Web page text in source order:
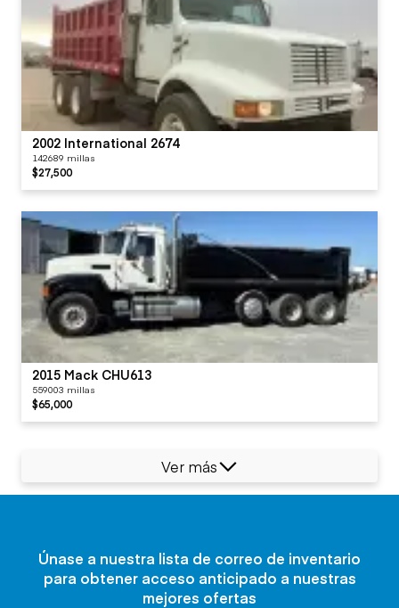
2002 International 2674
142689 millas
$27,500
2015 Mack CHU613
559003 millas
$65,000
Ver más
Únase a nuestra lista de correo de inventario
para obtener acceso anticipado a nuestras
mejores ofertas